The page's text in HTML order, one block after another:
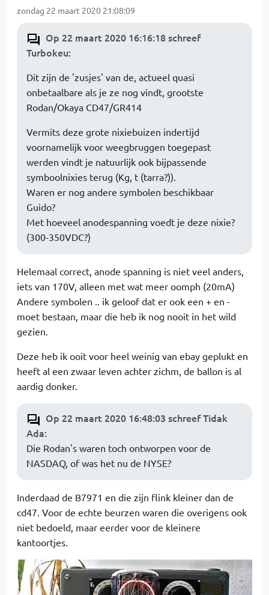
zondag 22 maart 2020 21:08:09
Op 22 maart 2020 16:16:18 schreef
Turbokeu:
Dit zijn de 'zusjes' van de, actueel quasi
onbetaalbare als je ze nog vindt, grootste
Rodan/Okaya CD47/GR414
Vermits deze grote nixiebuizen indertijd
voornamelijk voor weegbruggen toegepast
werden vindt je natuurlijk ook bijpassende
symboolnixies terug (Kg, t (tarra?)).
Waren er nog andere symbolen beschikbaar
Guido?
Met hoeveel anodespanning voedt je deze nixie?
(300-350VDC?)
Helemaal correct, anode spanning is niet veel anders,
iets van 170V, alleen met wat meer oomph (20mA)
Andere symbolen .. ik geloof dat er ook een + en -
moet bestaan, maar die heb ik nog nooit in het wild
gezien.
Deze heb ik ooit voor heel weinig van ebay geplukt en
heeft al een zwaar leven achter zichm, de ballon is al
aardig donker.
Op 22 maart 2020 16:48:03 schreef Tidak
Ada:
Die Rodan's waren toch ontworpen voor de
NASDAQ, of was het nu de NYSE?
Inderdaad de B7971 en die zijn flink kleiner dan de
cd47. Voor de echte beurzen waren die overigens ook
niet bedoeld, maar eerder voor de kleinere
kantoortjes.